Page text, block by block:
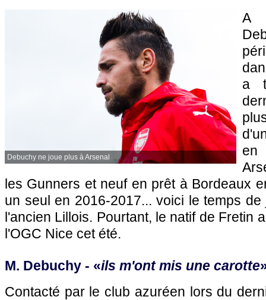
Debuchy ne joue plus à Arsenal
A
a
en
les Gunners et neuf en prêt à Bordeaux
un seul en 2016-2017... voici le temps
l'ancien Lillois. Pourtant, le natif de Fretin
l'OGC Nice cet été.
M. Debuchy - «ils m'ont mis une carotte
Contacté par le club azuréen lors du